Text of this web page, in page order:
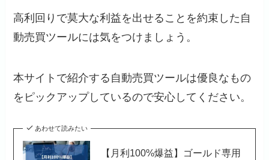
高利回りで莫大な利益を出せることを約束した自
動売買ツールには気をつけましょう。
本サイトで紹介する自動売買ツールは優良なもの
をピックアップしているので安心してください。
あわせて読みたい
【月利100%爆益】ゴールド専用